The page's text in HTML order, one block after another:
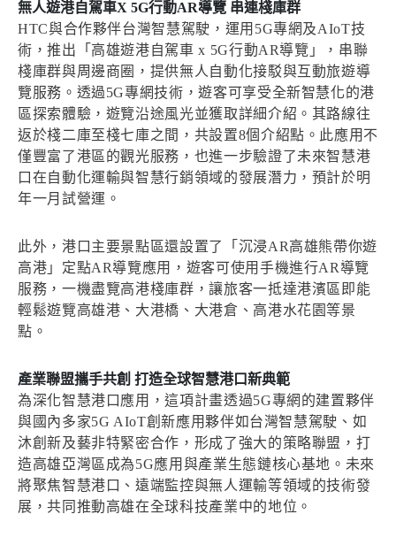
無人遊港自駕車X 5G行動AR導覽 串連棧庫群
HTC與合作夥伴台灣智慧駕駛，運用5G專網及AIoT技
術，推出「高雄遊港自駕車 x 5G行動AR導覽」，串聯
棧庫群與周邊商圈，提供無人自動化接駁與互動旅遊導
覽服務。透過5G專網技術，遊客可享受全新智慧化的港
區探索體驗，遊覽沿途風光並獲取詳細介紹。其路線往
返於棧二庫至棧七庫之間，共設置8個介紹點。此應用不
僅豐富了港區的觀光服務，也進一步驗證了未來智慧港
口在自動化運輸與智慧行銷領域的發展潛力，預計於明
年一月試營運。
此外，港口主要景點區還設置了「沉浸AR高雄熊帶你遊
高港」定點AR導覽應用，遊客可使用手機進行AR導覽
服務，一機盡覽高港棧庫群，讓旅客一抵達港濱區即能
輕鬆遊覽高雄港、大港橋、大港倉、高港水花園等景
點。
產業聯盟攜手共創 打造全球智慧港口新典範
為深化智慧港口應用，這項計畫透過5G專網的建置夥伴
與國內多家5G AIoT創新應用夥伴如台灣智慧駕駛、如
沐創新及藝非特緊密合作，形成了強大的策略聯盟，打
造高雄亞灣區成為5G應用與產業生態鏈核心基地。未來
將聚焦智慧港口、遠端監控與無人運輸等領域的技術發
展，共同推動高雄在全球科技產業中的地位。